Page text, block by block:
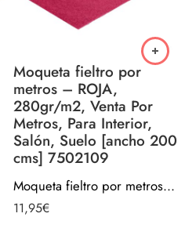
Moqueta fieltro por
metros – ROJA,
280gr/m2, Venta Por
Metros, Para Interior,
Salón, Suelo [ancho 200
cms] 7502109
Moqueta fieltro por metros – ROJA, 280gr/m2, Venta Por Metros, Para Interior, Salón, Suelo [ancho 200 cms] 7502109
11,95€